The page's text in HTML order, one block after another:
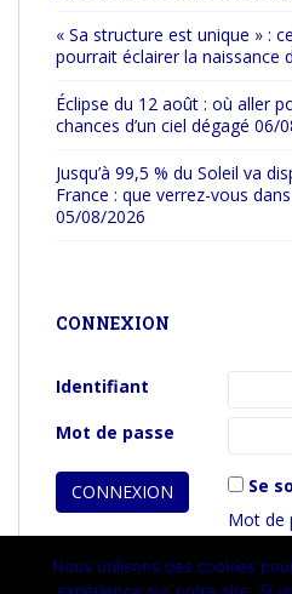
« Sa structure est unique » :
pourrait éclairer la naissance
Éclipse du 12 août : où aller
chances d’un ciel dégagé 06/
Jusqu’à 99,5 % du Soleil va
France : que verrez-vous
05/08/2026
CONNEXION
Identifiant
Mot de passe
Se
Mot de
Nous utilisons des cookies